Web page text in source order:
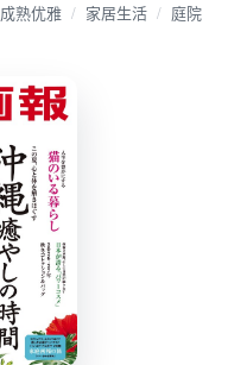
成熟优雅 / 家居生活 / 庭院